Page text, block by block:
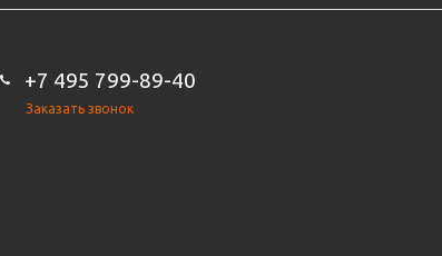
+7 495 799-89-40
Заказать звонок